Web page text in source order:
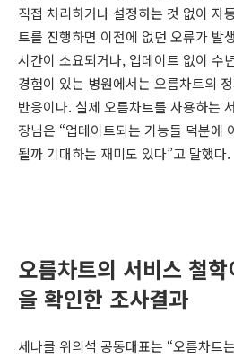
직접 처리하거나 설정하는 것 없이 자
트를 진행하면 이전에 없던 오류가 발
시간이 소요되거나, 업데이트 없이 수
경험이 있는 병원에서는 오름차트의
반응이다. 실제 오름차트를 사용하는
장님은 “업데이트되는 기능들 덕분에
될까 기대하는 재미도 있다”고 말했다.
오름차트의 서비스 철
을 확인한 조사결과
세나클 위의석 공동대표는 “오름차트